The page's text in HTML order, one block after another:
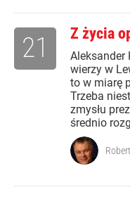
Z życia
Aleksander
wierzy w
to w miarę
Trzeba
zmysłu
średnio
21